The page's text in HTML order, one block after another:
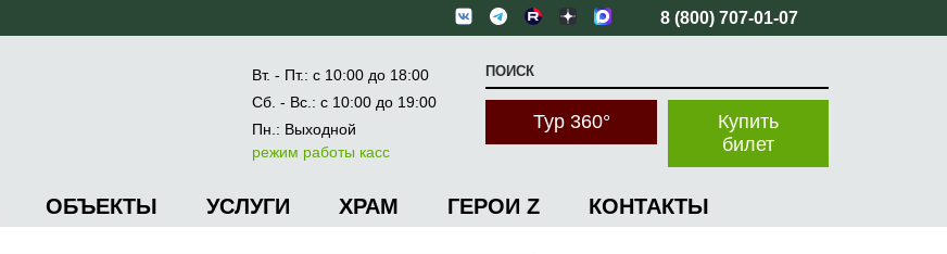
8 (800) 707-01-07
Вт. - Пт.: с 10:00 до 18:00
Сб. - Вс.: с 10:00 до 19:00
Пн.: Выходной
режим работы касс
Купить
билет
Тур 360°
ОБЪЕКТЫ УСЛУГИ ХРАМ ГЕРОИ Z КОНТАКТЫ